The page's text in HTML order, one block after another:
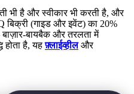
भी है और स्वीकार भी करती है, और
बिक्री (गाइड और इवेंट) का 20%
बायबैक और तरलता में
होता है, यहफ़्लाईव्हीलऔर